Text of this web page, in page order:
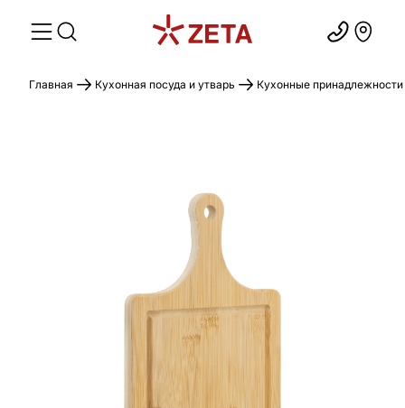
Главная Кухонная посуда и утварь Кухонные принадлежности